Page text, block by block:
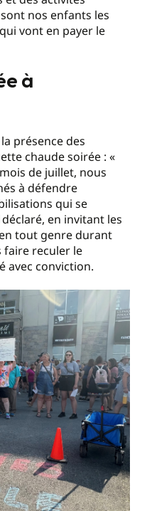
nos enfants les
vont en payer le
à
présence des
chaude soirée : «
de juillet, nous
à défendre
qui se
en invitant les
tout genre durant
faire reculer le
avec conviction.